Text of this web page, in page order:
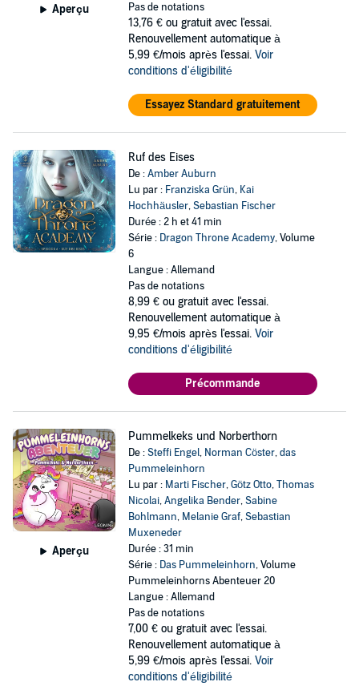
Aperçu
Pas de notations
13,76 € ou gratuit avec l'essai.
Renouvellement automatique à
5,99 €/mois après l'essai. Voir
conditions d'éligibilité
Essayez Standard gratuitement
Ruf des Eises
De :Amber Auburn
Lu par : Franziska Grün, Kai
Hochhäusler,Sebastian Fischer
Durée : 2 h et 41 min
Série : Dragon Throne Academy, Volume
6
Langue : Allemand
Pas de notations
8,99 € ou gratuit avec l'essai.
Renouvellement automatique à
9,95 €/mois après l'essai. Voir
conditions d'éligibilité
Précommande
Aperçu
Pummelkeks und Norberthorn
De :Steffi Engel, Norman Cöster,das
Pummeleinhorn
Lu par : Marti Fischer,Götz Otto,Thomas
Nicolai,Angelika Bender,Sabine
Bohlmann, Melanie Graf,Sebastian
Muxeneder
Durée : 31 min
Série : Das Pummeleinhorn, Volume
Pummeleinhorns Abenteuer 20
Langue : Allemand
Pas de notations
7,00 € ou gratuit avec l'essai.
Renouvellement automatique à
5,99 €/mois après l'essai. Voir
conditions d'éligibilité